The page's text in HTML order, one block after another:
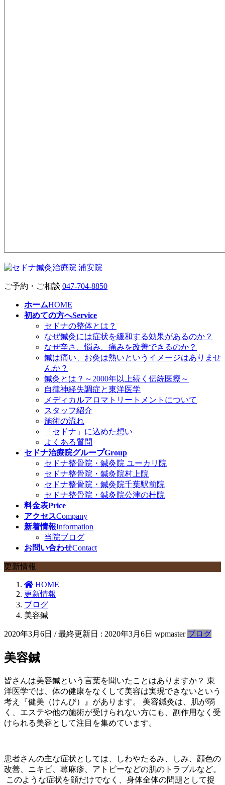
ご予約・ご相談 047-704-8850
ホームHOME
初めての方へService
セドナの整体とは？
なぜ鍼灸には症状を緩和する効果があるのか？
なぜ辛さ、悩み、痛みを改善できるのか？
鍼は痛い、お灸は熱いというイメージはありませ
んか？
鍼灸とは？～2000年以上続く伝統医療～
自律神経失調症と東洋医学
メディカルアロマトリートメントについて
スタッフ紹介
施術の流れ
「セドナ」に込めた想い
よくある質問
セドナ治療院グループGroup
セドナ整骨院・鍼灸院 ユーカリ院
セドナ整骨院・鍼灸院村上院
セドナ整骨院・鍼灸院千葉駅前院
セドナ整骨院・鍼灸院公津の杜院
料金表Price
アクセスCompany
新着情報Information
当院ブログ
お問い合わせContact
更新情報
HOME
更新情報
ブログ
美容鍼
2020年3月6日 / 最終更新日 : 2020年3月6日 wpmaster ブログ
美容鍼
皆さんは美容鍼という言葉を聞いたことはありますか？ 東
洋医学では、体の健康をなくして美容は実現できないという
考え『健美（けんび）』があります。 美容鍼灸は、肌が弱
く、エステや他の施術が受けられない方にも、副作用なく受
けられる美容として注目を集めています。
患者さんの主な症状としては、しわやたるみ、しみ、顔色の
改善、ニキビ、蕁麻疹、アトピーなどの肌のトラブルなど。
このような症状を顔だけでなく、身体全体の問題として捉